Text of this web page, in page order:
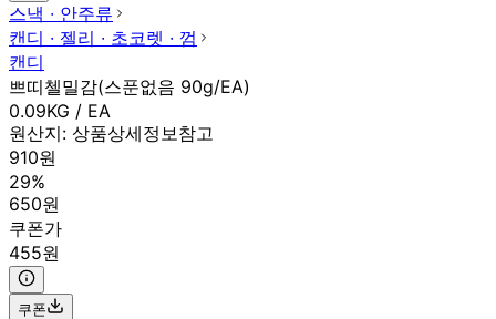
스낵 ∙ 안주류
캔디 ∙ 젤리 ∙ 초코렛 ∙ 껌
캔디
쁘띠첼밀감(스푼없음 90g/EA)
0.09KG / EA
원산지: 상품상세정보참고
910원
29%
650원
쿠폰가
455원
쿠폰